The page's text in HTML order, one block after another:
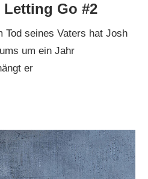
Go #2
Tod seines Vaters hat Josh
um ein Jahr
er